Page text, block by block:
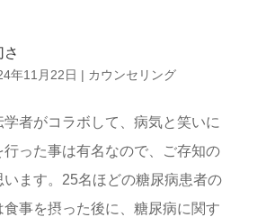
年11月22日 | カウンセリング
者がコラボして、病気と笑いに
った事は有名なので、ご存知の
ます。25名ほどの糖尿病患者の
食事を摂った後に、糖尿病に関す